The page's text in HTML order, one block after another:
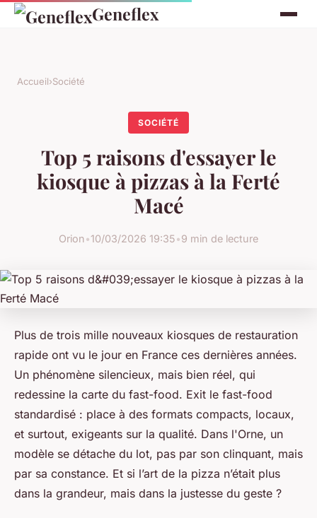
Geneflex
Accueil›Société
SOCIÉTÉ
Top 5 raisons d'essayer le
kiosque à pizzas à la Ferté
Macé
Orion•10/03/2026 19:35•9 min de lecture
Plus de trois mille nouveaux kiosques de restauration
rapide ont vu le jour en France ces dernières années.
Un phénomène silencieux, mais bien réel, qui
redessine la carte du fast-food. Exit le fast-food
standardisé : place à des formats compacts, locaux,
et surtout, exigeants sur la qualité. Dans l'Orne, un
modèle se détache du lot, pas par son clinquant, mais
par sa constance. Et si l’art de la pizza n’était plus
dans la grandeur, mais dans la justesse du geste ?